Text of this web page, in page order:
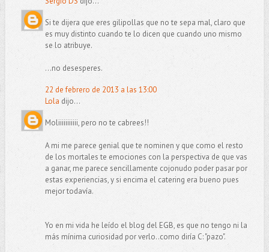
Si te dijera que eres gilipollas que no te sepa mal, claro que
es muy distinto cuando te lo dicen que cuando uno mismo
se lo atribuye.
...no desesperes.
22 de febrero de 2013 a las 13:00
Lola dijo...
Moliiiiiiiiiii, pero no te cabrees!!
A mi me parece genial que te nominen y que como el resto
de los mortales te emociones con la perspectiva de que vas
a ganar, me parece sencillamente cojonudo poder pasar por
estas experiencias, y si encima el catering era bueno pues
mejor todavía.
Yo en mi vida he leído el blog del EGB, es que no tengo ni la
más mínima curiosidad por verlo..como diría C: "pazo".